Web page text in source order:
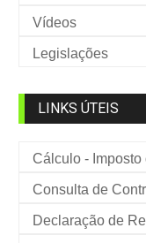
Vídeos
Legislações
LINKS ÚTEIS
Cálculo - Imposto
Consulta de
Declaração de